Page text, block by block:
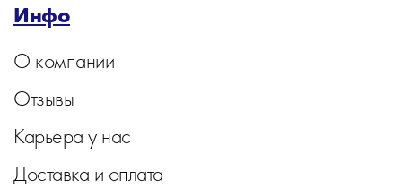
Инфо
О компании
Отзывы
Карьера у нас
Доставка и оплата